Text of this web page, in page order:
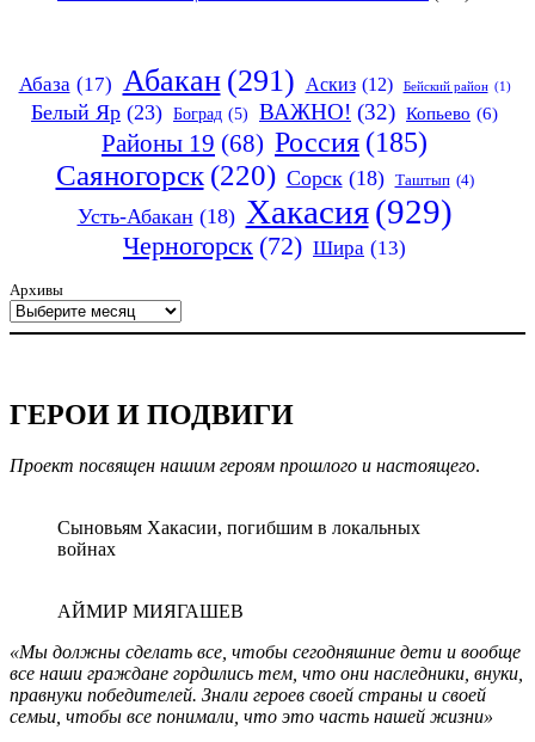
Абаза (17) Абакан (291) Аскиз (12) Бейский район (1)
Белый Яр (23) Боград (5) ВАЖНО! (32) Копьево (6)
Районы 19 (68) Россия (185)
Саяногорск (220) Сорск (18) Таштып (4)
Усть-Абакан (18) Хакасия (929)
Черногорск (72) Шира (13)
Архивы
ГЕРОИ И ПОДВИГИ
Проект посвящен нашим героям прошлого и настоящего.
Сыновьям Хакасии, погибшим в локальных
войнах
АЙМИР МИЯГАШЕВ
«Мы должны сделать все, чтобы сегодняшние дети и вообще
все наши граждане гордились тем, что они наследники, внуки,
правнуки победителей. Знали героев своей страны и своей
семьи, чтобы все понимали, что это часть нашей жизни»